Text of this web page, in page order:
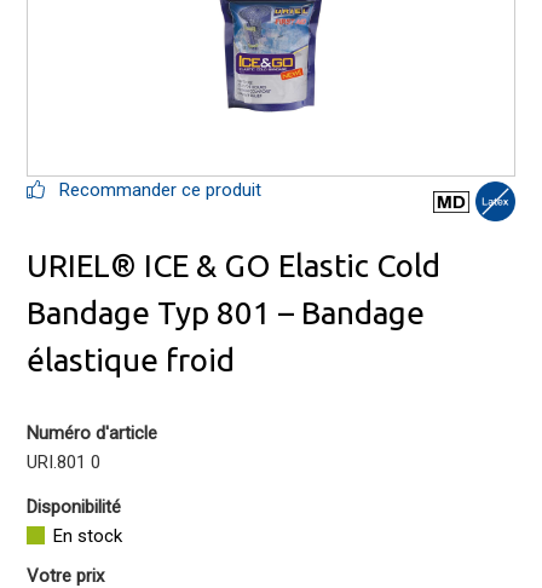
Recommander ce produit
URIEL® ICE & GO Elastic Cold
Bandage Typ 801 – Bandage
élastique froid
Numéro d'article
URI.801 0
Disponibilité
En stock
Votre prix